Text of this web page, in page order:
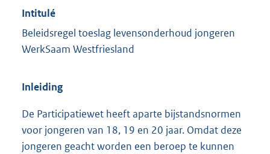
Intitulé
Beleidsregel toeslag levensonderhoud jongeren
WerkSaam Westfriesland
Inleiding
De Participatiewet heeft aparte bijstandsnormen
voor jongeren van 18, 19 en 20 jaar. Omdat deze
jongeren geacht worden een beroep te kunnen